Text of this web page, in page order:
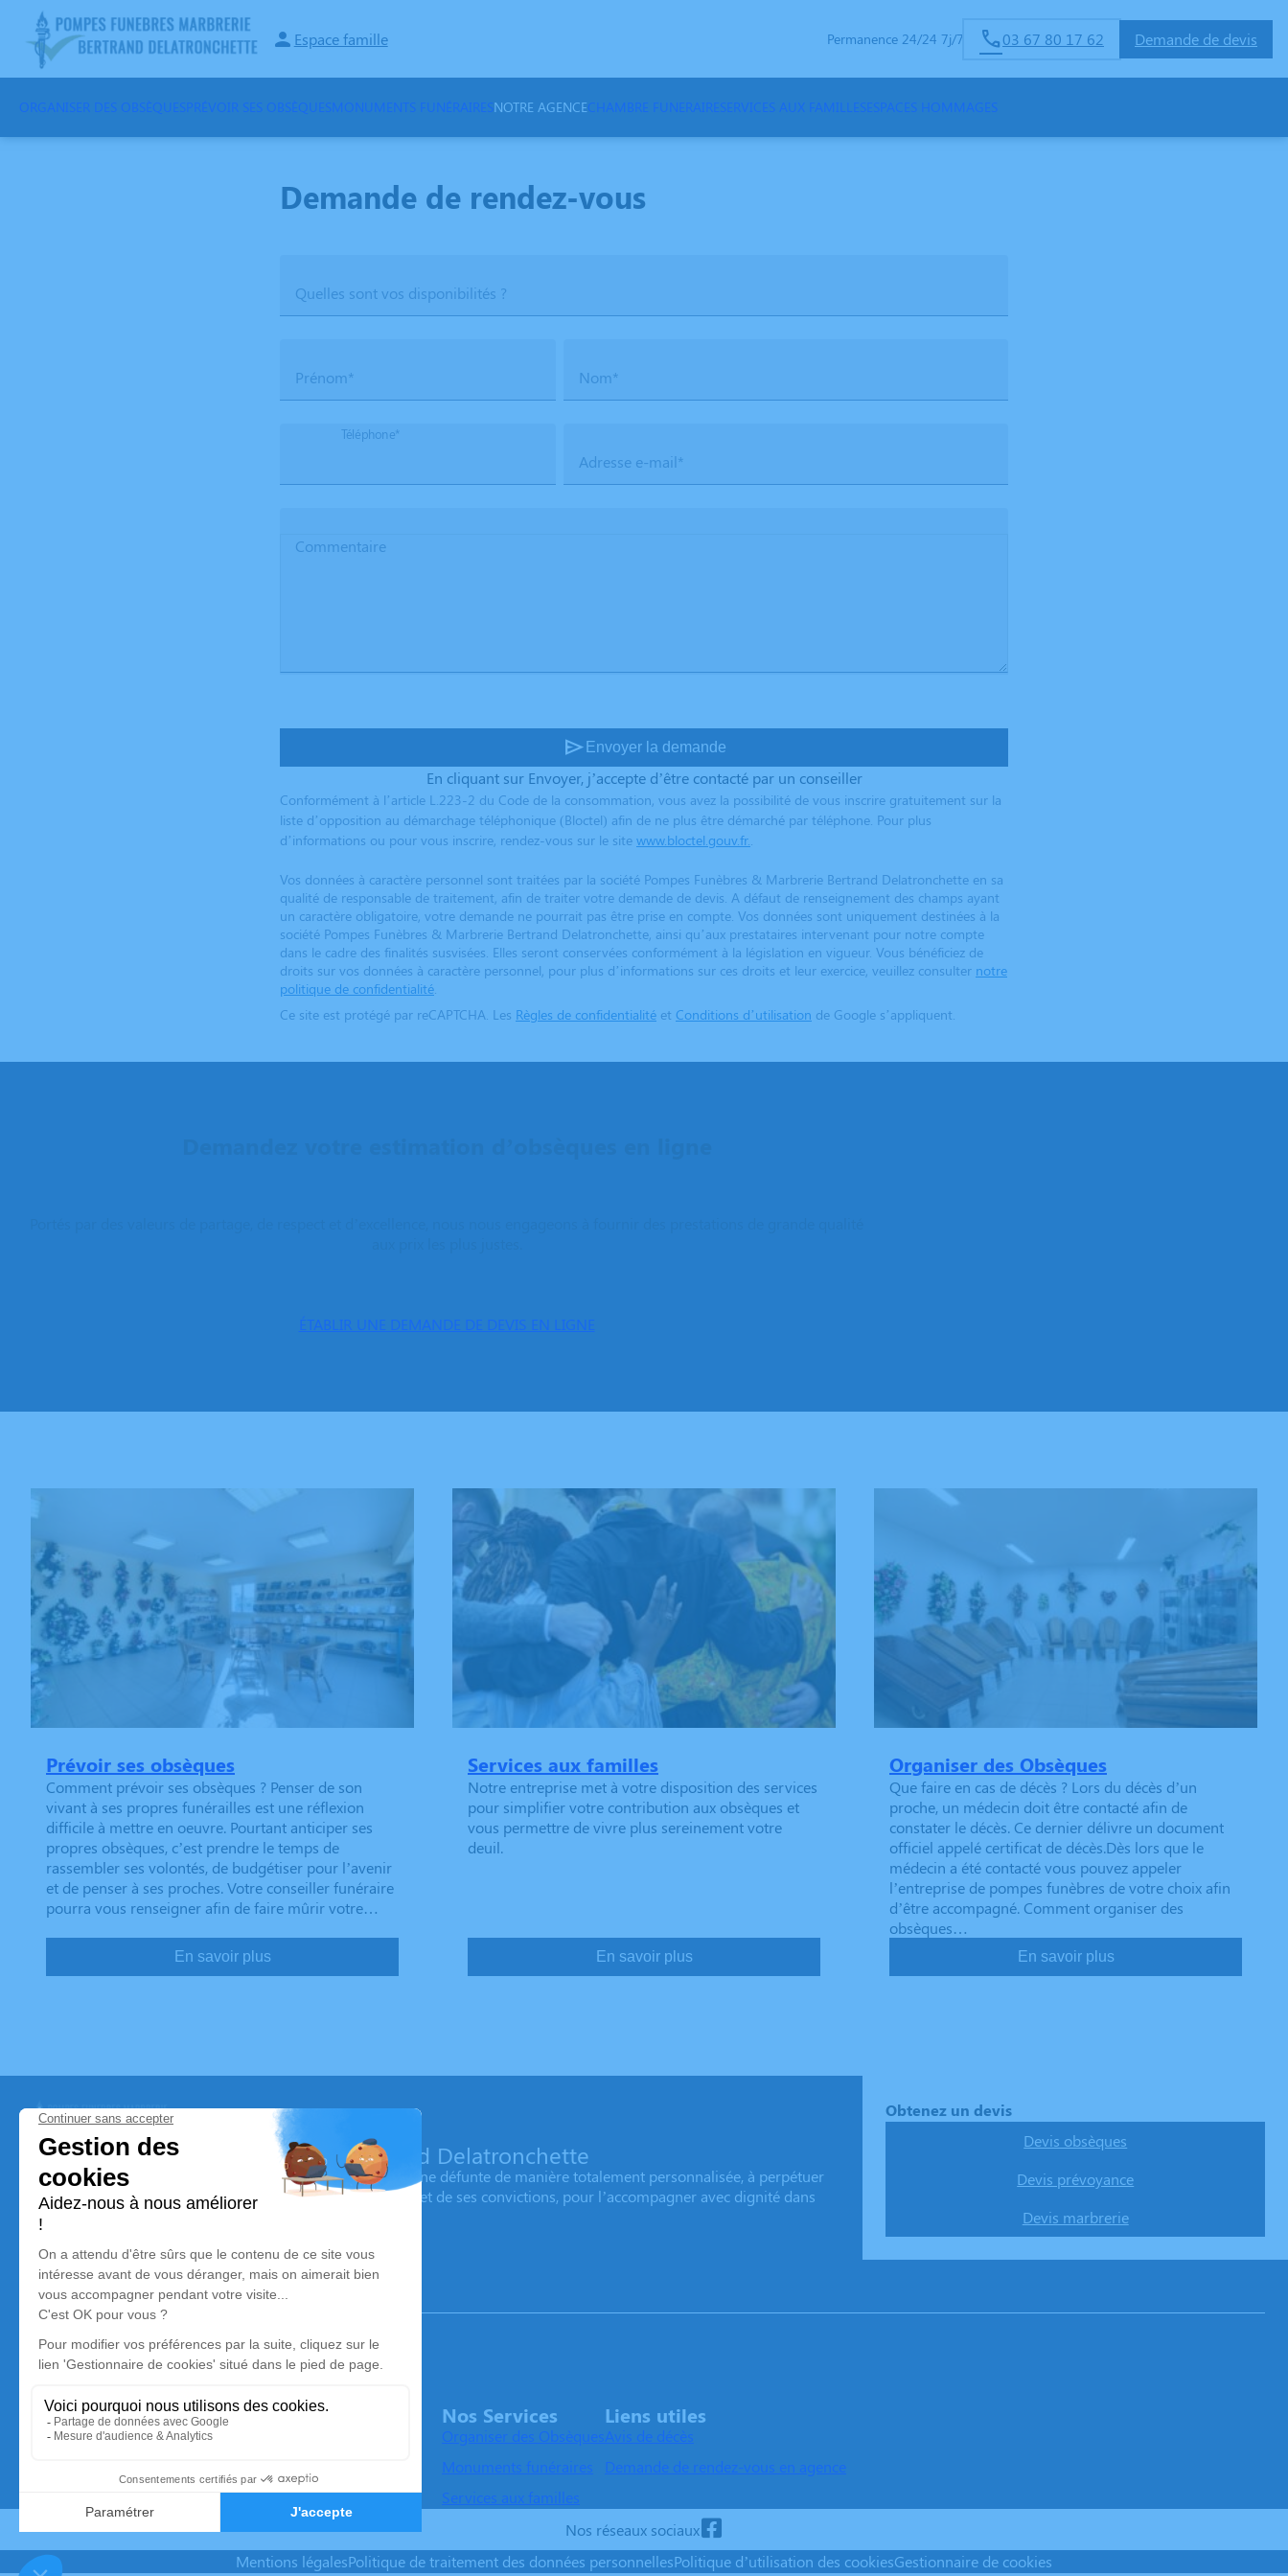
contenu
Espace famille Permanence 24/24 7j/7 03 67 80 17 62 Demande de devis
ORGANISER DES OBSÈQUESPRÉVOIR SES OBSÈQUESMONUMENTS FUNÉRAIRESNOTRE AGENCECHAMBRE FUNERAIRESERVICES AUX FAMILLESESPACES HOMMAGES
Demande de rendez-vous
Quelles sont vos disponibilités ?
Prénom* Nom*
Téléphone*
Adresse e-mail*
Commentaire
send Envoyer la demande
En cliquant sur Envoyer, j’accepte d’être contacté par un conseiller
Conformément à l’article L.223-2 du Code de la consommation, vous avez la possibilité de vous inscrire gratuitement sur la
liste d’opposition au démarchage téléphonique (Bloctel) afin de ne plus être démarché par téléphone. Pour plus
d’informations ou pour vous inscrire, rendez-vous sur le site www.bloctel.gouv.fr..
Vos données à caractère personnel sont traitées par la société Pompes Funèbres & Marbrerie Bertrand Delatronchette en sa
qualité de responsable de traitement, afin de traiter votre demande de devis. A défaut de renseignement des champs ayant
un caractère obligatoire, votre demande ne pourrait pas être prise en compte. Vos données sont uniquement destinées à la
société Pompes Funèbres & Marbrerie Bertrand Delatronchette, ainsi qu’aux prestataires intervenant pour notre compte
dans le cadre des finalités susvisées. Elles seront conservées conformément à la législation en vigueur. Vous bénéficiez de
droits sur vos données à caractère personnel, pour plus d’informations sur ces droits et leur exercice, veuillez consulter notre
politique de confidentialité.
Ce site est protégé par reCAPTCHA. Les Règles de confidentialité et Conditions d’utilisation de Google s’appliquent.
ÉTABLIR UNE DEMANDE DE DEVIS EN LIGNE
Prévoir ses obsèques
Comment prévoir ses obsèques ? Penser de son
vivant à ses propres funérailles est une réflexion
difficile à mettre en oeuvre. Pourtant anticiper ses
propres obsèques, c’est prendre le temps de
rassembler ses volontés, de budgétiser pour l’avenir
et de penser à ses proches. Votre conseiller funéraire
pourra vous renseigner afin de faire mûrir votre…
En savoir plus
Services aux familles
Notre entreprise met à votre disposition des services
pour simplifier votre contribution aux obsèques et
vous permettre de vivre plus sereinement votre
deuil.
En savoir plus
Organiser des Obsèques
Que faire en cas de décès ? Lors du décès d’un
proche, un médecin doit être contacté afin de
constater le décès. Ce dernier délivre un document
officiel appelé certificat de décès.Dès lors que le
médecin a été contacté vous pouvez appeler
l’entreprise de pompes funèbres de votre choix afin
d’être accompagné. Comment organiser des
obsèques…
En savoir plus
Pompes Funèbres & Marbrerie Bertrand Delatronchette
Nos équipes vous aident à honorer la mémoire de la personne défunte de manière totalement personnalisée, à perpétuer
son souvenir dans le respect de ses volontés, de ses valeurs et de ses convictions, pour l’accompagner avec dignité dans
son dernier voyage.
Obtenez un devis
Devis obsèques
Devis prévoyance
Devis marbrerie
Notre agence
Pompes Funèbres Bertrand Delatronchette
03 67 80 17 62
bertrand-delatronchette@orange.fr
28 Bis, Avenue Tricoche Maillard – 10160 – Aix-en-Othe
Nos Services
Organiser des Obsèques
Monuments funéraires
Services aux familles
Liens utiles
Avis de décès
Demande de rendez-vous en agence
Nos réseaux sociaux
Mentions légalesPolitique de traitement des données personnellesPolitique d’utilisation des cookiesGestionnaire de cookies